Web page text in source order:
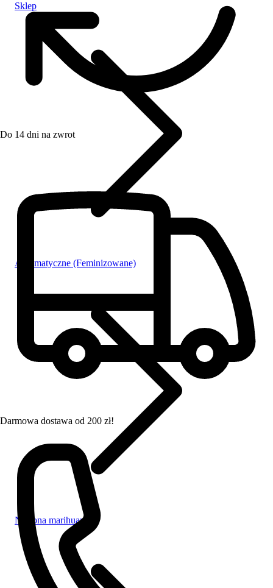
Do 14 dni na zwrot
Darmowa dostawa od 200 zł!
Sklep
Automatyczne (Feminizowane)
Nasiona marihuany